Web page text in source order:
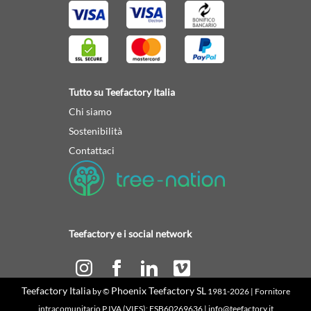
Calcola il tuo preventivo
Tutto su Teefactory Italia
Chi siamo
Sostenibilità
Contattaci
Teefactory e i social network
Teefactory Italiaby © Phoenix Teefactory SL1981-2026 | Fornitore
intracomunitario P.IVA (VIES): ESB60269636 | info@teefactory.it